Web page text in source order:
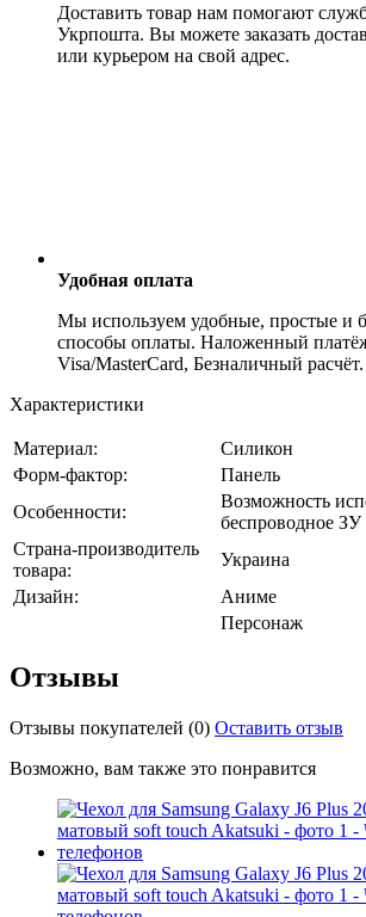
Доставить товар нам помогают
Укрпошта. Вы можете заказать
или курьером на свой адрес.
Удобная оплата
Мы используем удобные, простые и
способы оплаты. Наложенный
Visa/MasterCard, Безналичный расчёт.
Характеристики
Материал:
Силикон
Форм-фактор:
Панель
Особенности:
Возможность
беспроводное ЗУ
Страна-производитель
товара:
Украина
Дизайн:
Аниме
Персонаж
Отзывы
Отзывы покупателей (0) Оставить отзыв
Возможно, вам также это понравится